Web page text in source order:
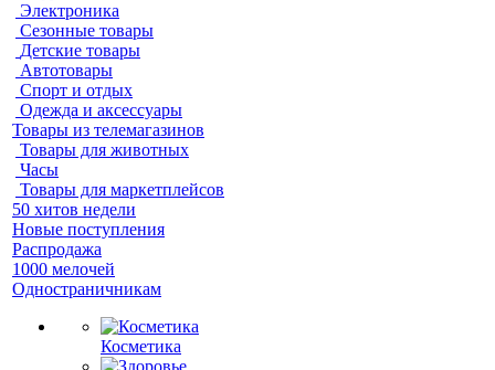
Электроника
Сезонные товары
Детские товары
Автотовары
Спорт и отдых
Одежда и аксессуары
Товары из телемагазинов
Товары для животных
Часы
Товары для маркетплейсов
50 хитов недели
Новые поступления
Распродажа
1000 мелочей
Одностраничникам
Косметика